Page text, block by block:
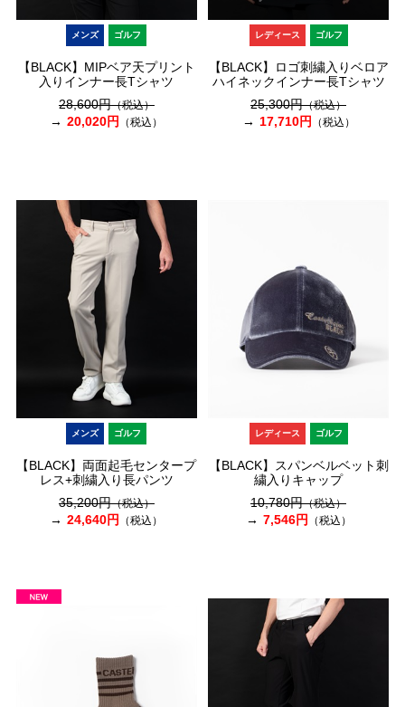
メンズ ゴルフ
【BLACK】MIPベア天プリント
入りインナー長Tシャツ
28,600円（税込）
20,020円 （税込）
レディース ゴルフ
【BLACK】ロゴ刺繍入りベロア
ハイネックインナー長Tシャツ
25,300円（税込）
17,710円 （税込）
メンズ ゴルフ
【BLACK】両面起毛センタープ
レス+刺繍入り長パンツ
35,200円（税込）
24,640円 （税込）
レディース ゴルフ
【BLACK】スパンベルベット刺
繍入りキャップ
10,780円（税込）
7,546円 （税込）